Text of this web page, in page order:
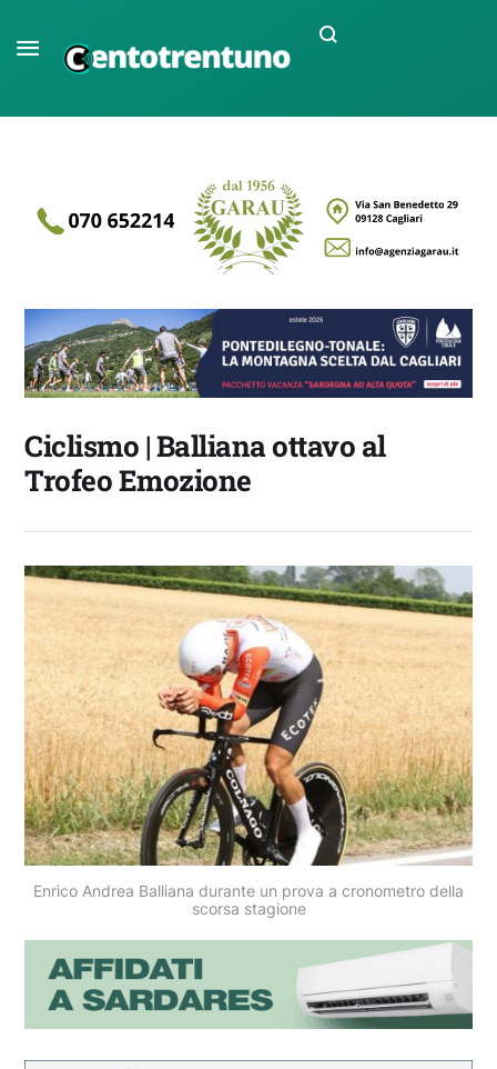
Ciclismo | Balliana ottavo al
Trofeo Emozione
Enrico Andrea Balliana durante un prova a cronometro della
scorsa stagione